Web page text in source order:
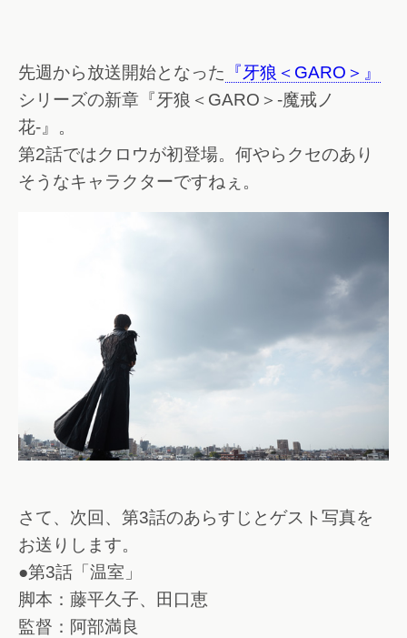
先週から放送開始となった 『牙狼＜GARO＞』
シリーズの新章『牙狼＜GARO＞-魔戒ノ
花-』。
第2話ではクロウが初登場。何やらクセのあり
そうなキャラクターですねぇ。
さて、次回、第3話のあらすじとゲスト写真を
お送りします。
●第3話「温室」
脚本：藤平久子、田口恵
監督：阿部満良